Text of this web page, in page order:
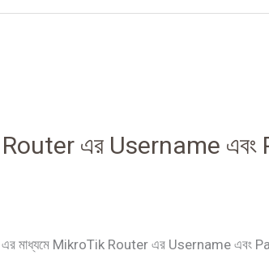
এর Username এবং
মাধ্যমে MikroTik Router এর Username এবং